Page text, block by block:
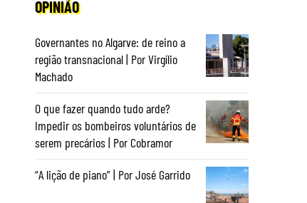
OPINIÃO
Governantes no Algarve: de reino a
região transnacional | Por Virgílio
Machado
O que fazer quando tudo arde?
Impedir os bombeiros voluntários de
serem precários | Por Cobramor
“A lição de piano” | Por José Garrido